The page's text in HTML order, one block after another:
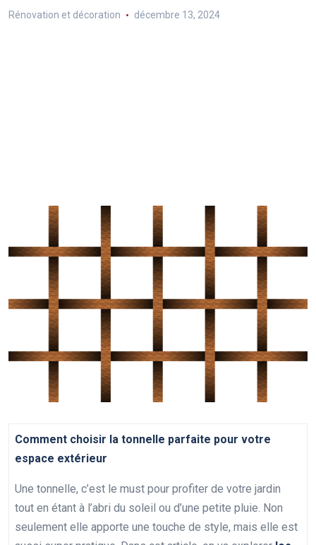
Rénovation et décoration décembre 13, 2024
Comment choisir la tonnelle parfaite pour votre
espace extérieur
Une tonnelle, c’est le must pour profiter de votre jardin
tout en étant à l’abri du soleil ou d’une petite pluie. Non
seulement elle apporte une touche de style, mais elle est